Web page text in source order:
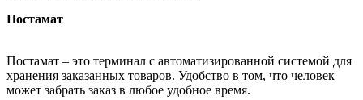
Постамат
Постамат – это терминал с автоматизированной системой для
хранения заказанных товаров. Удобство в том, что человек
может забрать заказ в любое удобное время.